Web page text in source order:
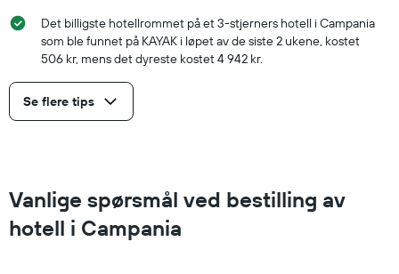
Det billigste hotellrommet på et 3-stjerners hotell i Campania
som ble funnet på KAYAK i løpet av de siste 2 ukene, kostet
506 kr, mens det dyreste kostet 4 942 kr.
Se flere tips
Vanlige spørsmål ved bestilling av
hotell i Campania